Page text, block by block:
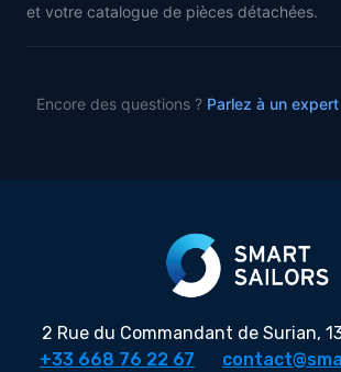
et votre catalogue de pièces détachées.
Encore des questions ? Parlez à un
2 Rue du Commandant de Surian,
+33 668 76 22 67